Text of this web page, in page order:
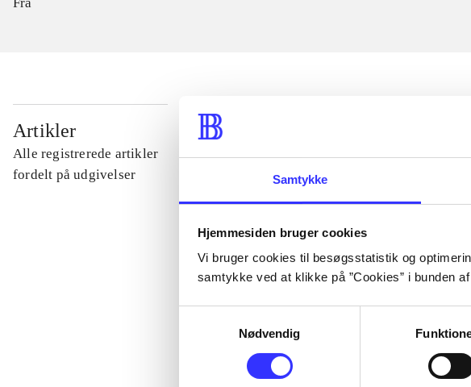
Samtykke
Hjemmesiden bruger cookies
Vi bruger cookies til besøgsstatistik og
samtykke ved at klikke på ”Cookies” i bunden
Nødvendig
Fra
Artikler
Alle registrerede artikler
fordelt på udgivelser
...
...